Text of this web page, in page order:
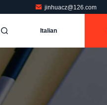
jinhuacz@126.com
Italian